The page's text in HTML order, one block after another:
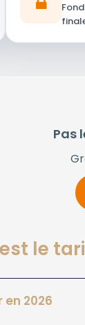
Pas
le
en 2026